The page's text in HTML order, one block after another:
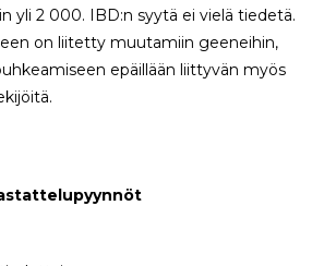
yli 2 000. IBD:n syytä ei vielä tiedetä.
on liitetty muutamiin geeneihin,
epäillään liittyvän myös